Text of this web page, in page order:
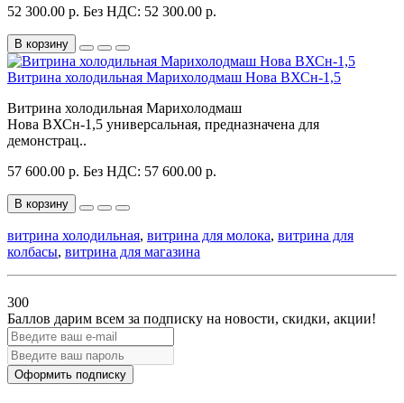
52 300.00 р. Без НДС: 52 300.00 р.
В корзину
Витрина холодильная Марихолодмаш Нова ВХСн-1,5
Витрина холодильная Марихолодмаш
Нова ВХСн-1,5 универсальная, предназначена для
демонстрац..
57 600.00 р. Без НДС: 57 600.00 р.
В корзину
витрина холодильная, витрина для молока, витрина для
колбасы, витрина для магазина
300
Баллов дарим всем за подписку на новости, скидки, акции!
Оформить подписку